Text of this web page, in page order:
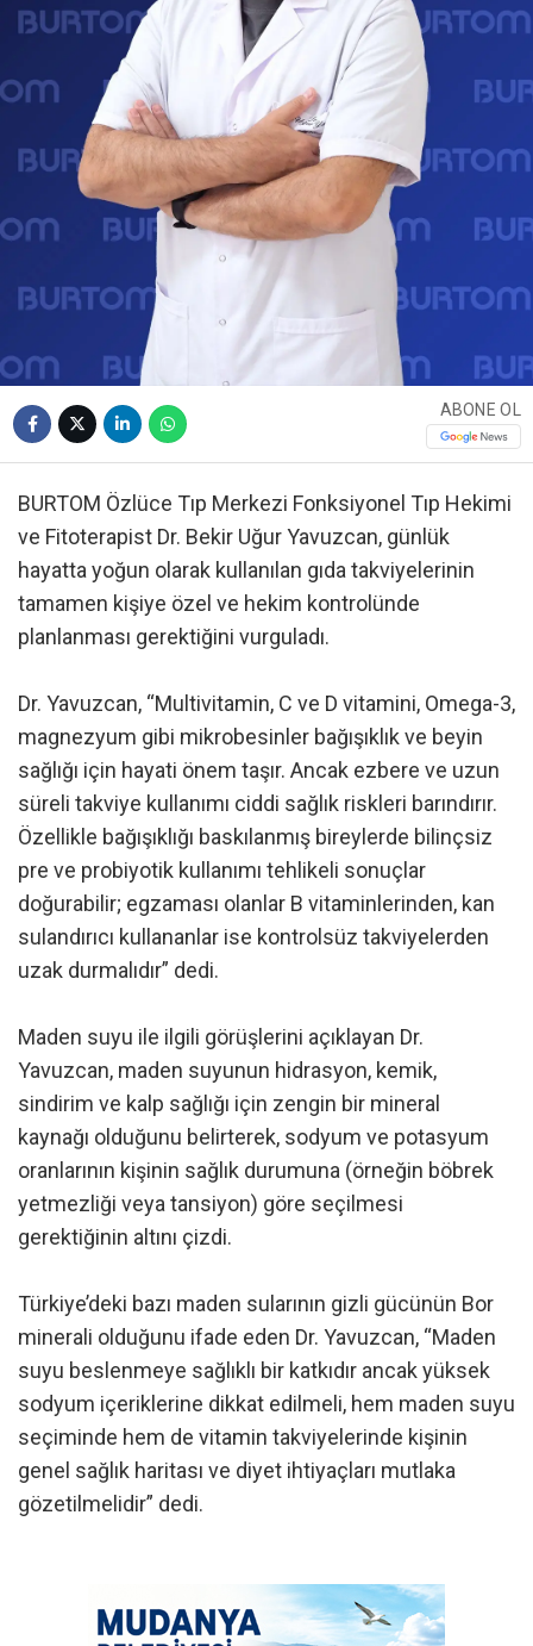
ABONE OL
BURTOM Özlüce Tıp Merkezi Fonksiyonel Tıp Hekimi
ve Fitoterapist Dr. Bekir Uğur Yavuzcan, günlük
hayatta yoğun olarak kullanılan gıda takviyelerinin
tamamen kişiye özel ve hekim kontrolünde
planlanması gerektiğini vurguladı.
Dr. Yavuzcan, “Multivitamin, C ve D vitamini, Omega-3,
magnezyum gibi mikrobesinler bağışıklık ve beyin
sağlığı için hayati önem taşır. Ancak ezbere ve uzun
süreli takviye kullanımı ciddi sağlık riskleri barındırır.
Özellikle bağışıklığı baskılanmış bireylerde bilinçsiz
pre ve probiyotik kullanımı tehlikeli sonuçlar
doğurabilir; egzaması olanlar B vitaminlerinden, kan
sulandırıcı kullananlar ise kontrolsüz takviyelerden
uzak durmalıdır” dedi.
Maden suyu ile ilgili görüşlerini açıklayan Dr.
Yavuzcan, maden suyunun hidrasyon, kemik,
sindirim ve kalp sağlığı için zengin bir mineral
kaynağı olduğunu belirterek, sodyum ve potasyum
oranlarının kişinin sağlık durumuna (örneğin böbrek
yetmezliği veya tansiyon) göre seçilmesi
gerektiğinin altını çizdi.
Türkiye’deki bazı maden sularının gizli gücünün Bor
minerali olduğunu ifade eden Dr. Yavuzcan, “Maden
suyu beslenmeye sağlıklı bir katkıdır ancak yüksek
sodyum içeriklerine dikkat edilmeli, hem maden suyu
seçiminde hem de vitamin takviyelerinde kişinin
genel sağlık haritası ve diyet ihtiyaçları mutlaka
gözetilmelidir” dedi.